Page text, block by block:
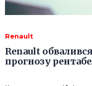
Renault
Renault
прогнозу